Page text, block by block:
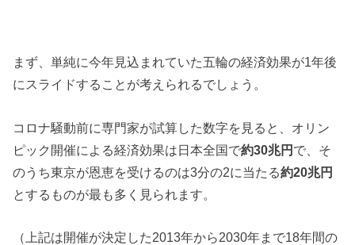
まず、単純に今年見込まれていた五輪の経済効果が1年後
にスライドすることが考えられるでしょう。
コロナ騒動前に専門家が試算した数字を見ると、オリン
ピック開催による経済効果は日本全国で約30兆円 で、そ
のうち東京が恩恵を受けるのは3分の2に当たる約20兆円
とするものが最も多く見られます。
（上記は開催が決定した2013年から2030年まで18年間の